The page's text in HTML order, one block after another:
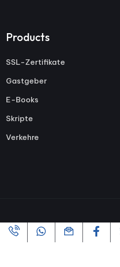
Products
SSL-Zertifikate
Gastgeber
E-Books
Skripte
Verkehre
Copyright ©2005-2026
Powered By